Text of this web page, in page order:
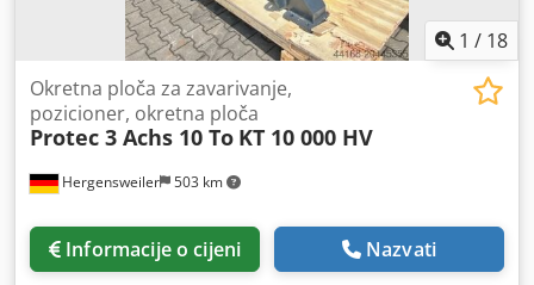
1 / 18
Hergensweiler 503 km
Okretna ploča za zavarivanje,
pozicioner, okretna ploča
Protec 3 Achs 10 To KT 10 000 HV
Informacije o cijeni Nazvati